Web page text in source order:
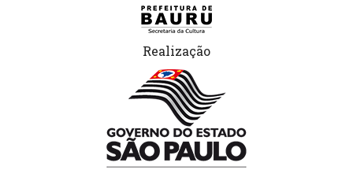
Realização